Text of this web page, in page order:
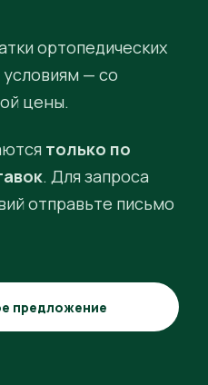
ортопедических
— со
цены.
только по
. Для запроса
отправьте письмо
предложение